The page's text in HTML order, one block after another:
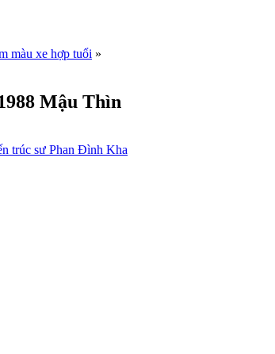
màu xe hợp tuổi »
Mậu Thìn
trúc sư Phan Đình Kha